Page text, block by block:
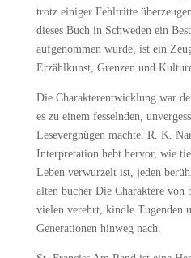
trotz einiger Fehltritte
dieses Buch in Schweden ein
aufgenommen wurde, ist ein
Erzählkunst, Grenzen und
Die Charakterentwicklung war
es zu einem fesselnden,
Lesevergnügen machte. R. K.
Interpretation hebt hervor, wie
Leben verwurzelt ist, jeden
alten bucher Die Charaktere von
vielen verehrt, kindle Tugenden
Generationen hinweg nach.